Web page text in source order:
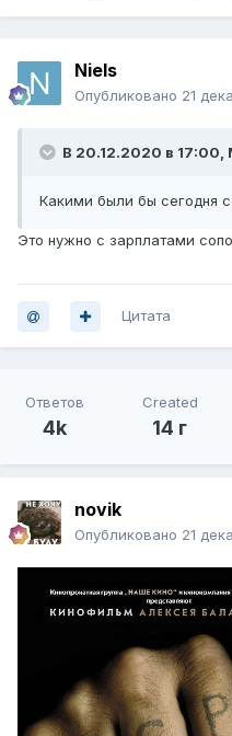
Niels
Опубликовано 21
В 20.12.2020 в 17:00,
Какими были бы сегодня
Это нужно с зарплатами
Цитата
Ответов
4k
Created
14 г
novik
Опубликовано 21